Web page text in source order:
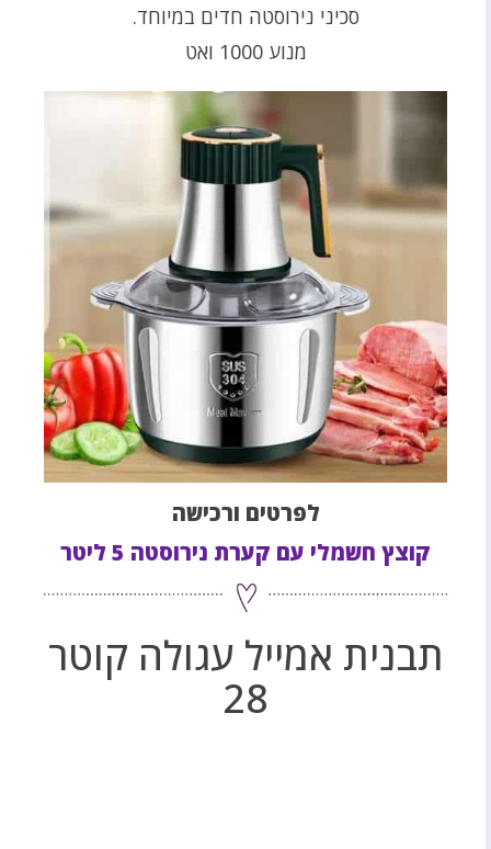
סכיני נירוסטה חדים במיוחד.
מנוע 1000 ואט
לפרטים ורכישה
קוצץ חשמלי עם קערת נירוסטה 5 ליטר
תבנית אמייל עגולה קוטר
28